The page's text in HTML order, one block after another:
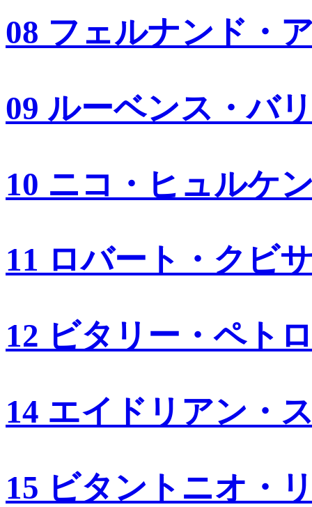
08 フェルナンド・
09 ルーベンス・バ
10 ニコ・ヒュルケ
11 ロバート・クビ
12 ビタリー・ペト
14 エイドリアン・
15 ビタントニオ・